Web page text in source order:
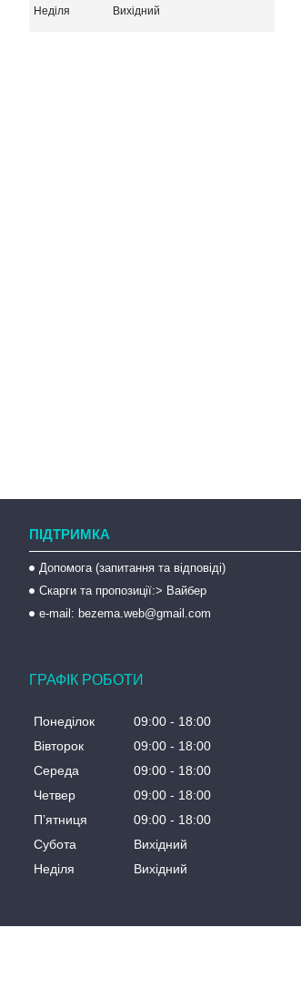
Неділя
Вихідний
ПІДТРИМКА
Допомога (запитання та відповіді)
Скарги та пропозиції:> Вайбер
e-mail: bezema.web@gmail.com
ГРАФІК РОБОТИ
Понеділок 09:00
18:00
Вівторок
09:00
18:00
Середа
09:00
18:00
Четвер
09:00
18:00
Пʼятниця
09:00
18:00
Субота
Вихідний
Неділя
Вихідний